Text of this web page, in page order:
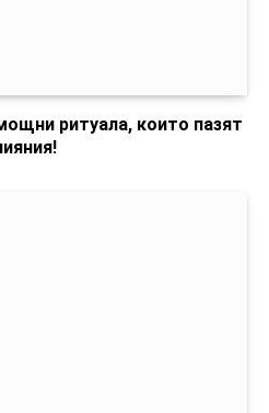
ритуала, които пазят